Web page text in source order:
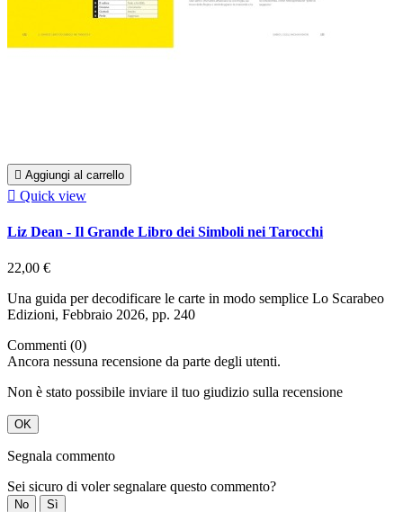
 Aggiungi al carrello
 Quick view
Liz Dean - Il Grande Libro dei Simboli nei Tarocchi
22,00 €
Una guida per decodificare le carte in modo semplice Lo Scarabeo
Edizioni, Febbraio 2026, pp. 240
Commenti (0)
Ancora nessuna recensione da parte degli utenti.
Non è stato possibile inviare il tuo giudizio sulla recensione
OK
Segnala commento
Sei sicuro di voler segnalare questo commento?
No Sì